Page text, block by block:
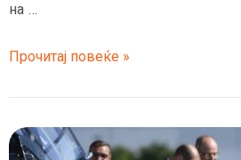
на …
(ФОТО)
на
Топалко
едвај
Прочитај повеќе »